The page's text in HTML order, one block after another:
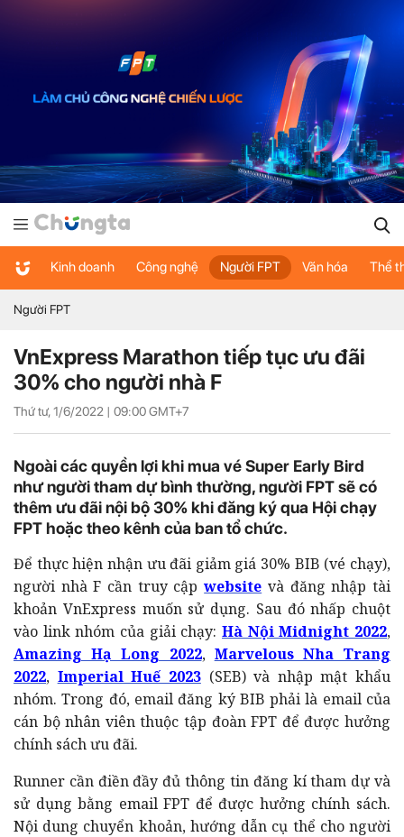
Kinh doanh Công nghệ Người FPT Văn hóa Thể
Người FPT
VnExpress Marathon tiếp tục ưu đãi
30% cho người nhà F
Thứ tư, 1/6/2022 | 09:00GMT+7
Ngoài các quyền lợi khi mua vé Super Early Bird
như người tham dự bình thường, người FPT sẽ có
thêm ưu đãi nội bộ 30% khi đăng ký qua Hội chạy
FPT hoặc theo kênh của ban tổ chức.
Để thực hiện nhận ưu đãi giảm giá 30% BIB (vé chạy),
người nhà F cần truy cậpwebsite và đăng nhập tài
khoản VnExpress muốn sử dụng. Sau đó nhấp chuột
vào link nhóm của giải chạy: Hà Nội Midnight 2022,
Amazing Hạ Long 2022, Marvelous Nha Trang
2022, Imperial Huế 2023(SEB) và nhập mật khẩu
nhóm. Trong đó, email đăng ký BIB phải là email của
cán bộ nhân viên thuộc tập đoàn FPT để được hưởng
chính sách ưu đãi.
Runner cần điền đầy đủ thông tin đăng kí tham dự và
sử dụng bằng email FPT để được hưởng chính sách.
Nội dung chuyển khoản, hướng dẫn cụ thể cho người